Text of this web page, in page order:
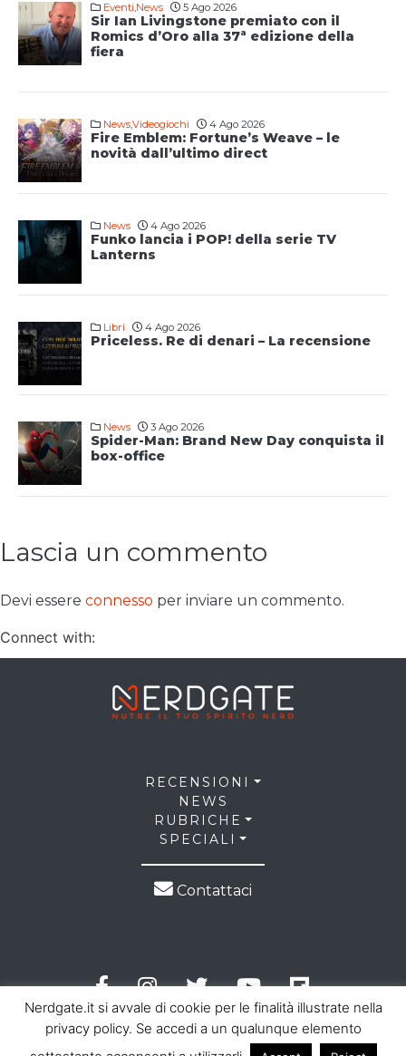
Eventi,News 5 Ago 2026
Sir Ian Livingstone premiato con il
Romics d’Oro alla 37ª edizione della
fiera
News,Videogiochi 4 Ago 2026
Fire Emblem: Fortune’s Weave – le
novità dall’ultimo direct
News 4 Ago 2026
Funko lancia i POP! della serie TV
Lanterns
Libri 4 Ago 2026
Priceless. Re di denari – La recensione
News 3 Ago 2026
Spider-Man: Brand New Day conquista il
box-office
Lascia un commento
Devi essere connesso per inviare un commento.
Connect with:
RECENSIONI
NEWS
RUBRICHE
SPECIALI
Contattaci
Nerdgate.it si avvale di cookie per le finalità illustrate nella
privacy policy. Se accedi a un qualunque elemento